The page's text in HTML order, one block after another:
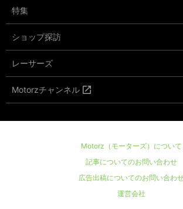
特集
ショップ探訪
レーサーズ
Motorzチャンネル
Motorz（モーターズ）について
記事についてのお問い合わせ
広告出稿についてのお問い合わ
運営会社